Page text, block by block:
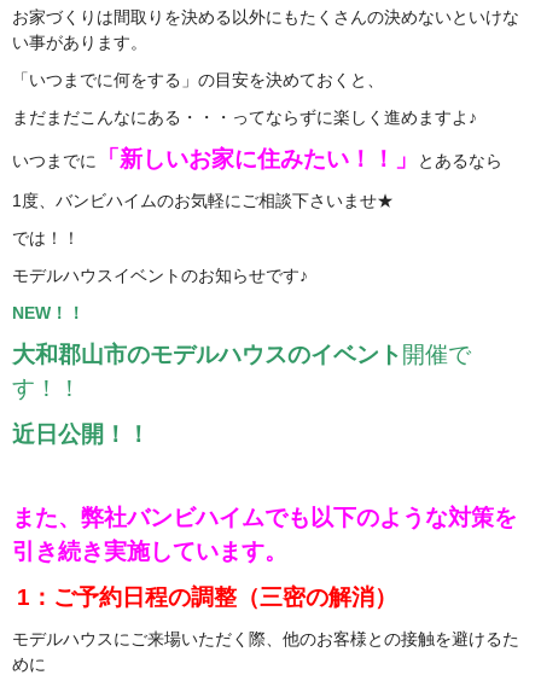
お家づくりは間取りを決める以外にもたくさんの決めないといけな
い事があります。
「いつまでに何をする」の目安を決めておくと、
まだまだこんなにある・・・ってならずに楽しく進めますよ♪
いつまでに 「新しいお家に住みたい！！」 とあるなら
1度、バンビハイムのお気軽にご相談下さいませ★
では！！
モデルハウスイベントのお知らせです♪
NEW！！
大和郡山市のモデルハウスのイベント 開催で
す！！
近日公開！！
また、弊社バンビハイムでも以下のような対策を
引き続き実施しています。
1 ：ご予約日程の調整（三密の解消）
モデルハウスにご来場いただく際、他のお客様との接触を避けるた
めに